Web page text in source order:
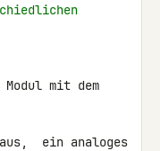
mit dem
ein analoges